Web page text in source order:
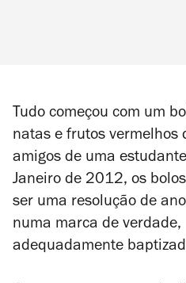
Tudo começou com um
natas e frutos vermelhos
amigos de uma
Janeiro de 2012, os
ser uma resolução de
numa marca de verdade,
adequadamente